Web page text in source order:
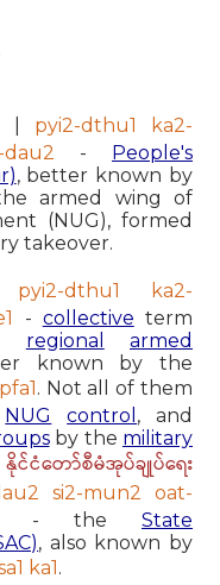
pyi2-dthu1 ka2-
- People's
, better known by
armed wing of
(NUG), formed
takeover.
pyi2-dthu1 ka2-
- collective term
regional
armed
known by the
. Not all of them
NUG control , and
by the military
နိုင်ငံတော်စီမံအုပ်ချုပ်ရေး
si2-mun2 oat-
- the State
, also known by
ka1.